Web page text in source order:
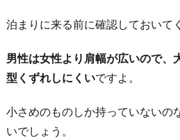
泊まりに来る前に確認しておいて
男性は女性より肩幅が広いので、
型くずれしにくいですよ。
小さめのものしか持っていないの
いでしょう。